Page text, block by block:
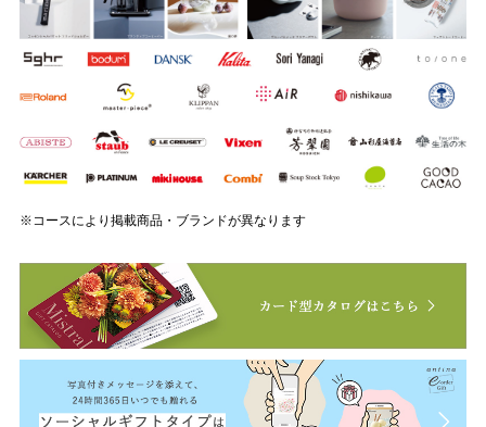
※コースにより掲載商品・ブランドが異なります